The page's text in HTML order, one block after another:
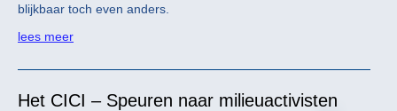
blijkbaar toch even anders.
lees meer
Het CICI – Speuren naar milieuactivisten